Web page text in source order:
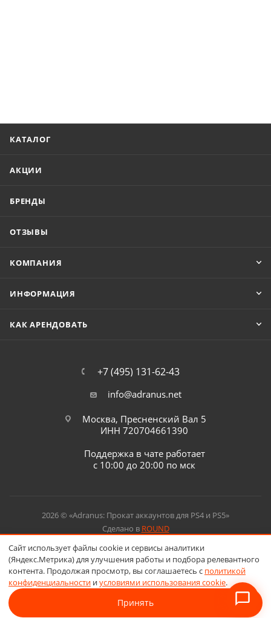
КАТАЛОГ
АКЦИИ
БРЕНДЫ
ОТЗЫВЫ
КОМПАНИЯ
ИНФОРМАЦИЯ
КАК АРЕНДОВАТЬ
+7 (495) 131-62-43
info@adranus.net
Москва, Пресненский Вал 5
ИНН 720704661390
Поддержка в чате работает
с 10:00 до 20:00 по мск
2026 © «Adranus: Прокат аккаунтов для PS4 и PS5»
Сделано в ROUND
Сайт использует файлы cookie и сервисы аналитики
(Яндекс.Метрика) для улучшения работы и подбора релевантного
контента. Продолжая просмотр, вы соглашаетесь с политикой
конфиденциальности иусловиями использования cookie.
Принять